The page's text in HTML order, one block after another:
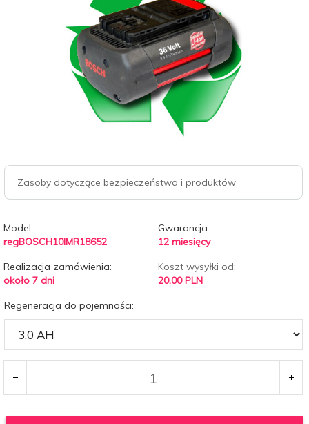
Zasoby dotyczące bezpieczeństwa i produktów
Model:
regBOSCH10IMR18652
Gwarancja:
12 miesięcy
Realizacja zamówienia:
około 7 dni
Koszt wysyłki od:
20.00 PLN
Regeneracja do pojemności: